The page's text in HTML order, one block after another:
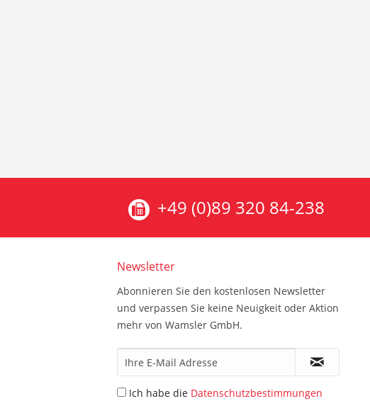
+49 (0)89 320 84-238
Newsletter
Abonnieren Sie den kostenlosen Newsletter
und verpassen Sie keine Neuigkeit oder Aktion
mehr von Wamsler GmbH.
Ich habe die Datenschutzbestimmungen